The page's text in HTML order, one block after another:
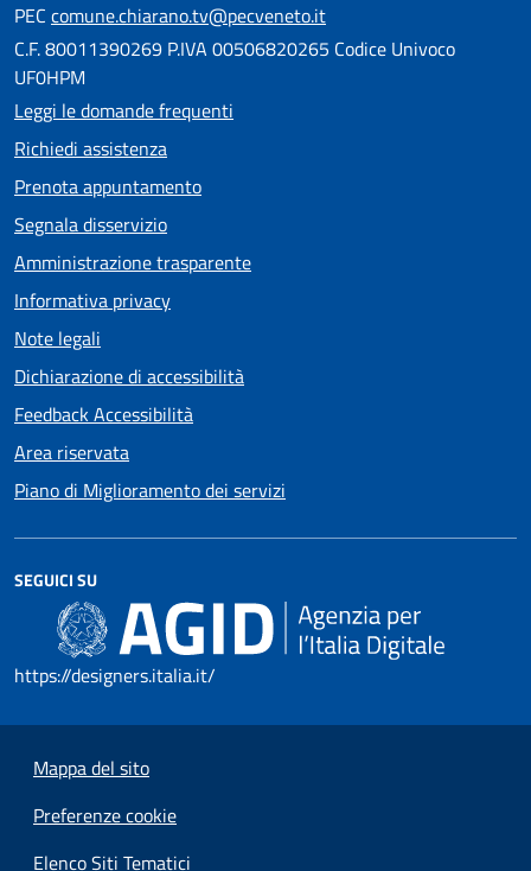
PEC comune.chiarano.tv@pecveneto.it
C.F. 80011390269 P.IVA 00506820265 Codice Univoco
UF0HPM
Leggi le domande frequenti
Richiedi assistenza
Prenota appuntamento
Segnala disservizio
Amministrazione trasparente
Informativa privacy
Note legali
Dichiarazione di accessibilità
Feedback Accessibilità
Area riservata
Piano di Miglioramento dei servizi
SEGUICI SU
https://designers.italia.it/
Mappa del sito
Preferenze cookie
Elenco Siti Tematici